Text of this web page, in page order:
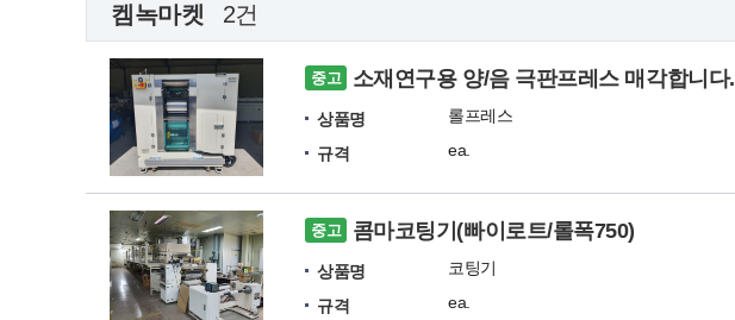
켐녹마켓 2건
중고 소재연구용 양/음 극판프레스 매각합니다.
상품명
롤프레스
규격
ea.
중고 콤마코팅기(빠이로트/롤폭750)
상품명
코팅기
규격
ea.